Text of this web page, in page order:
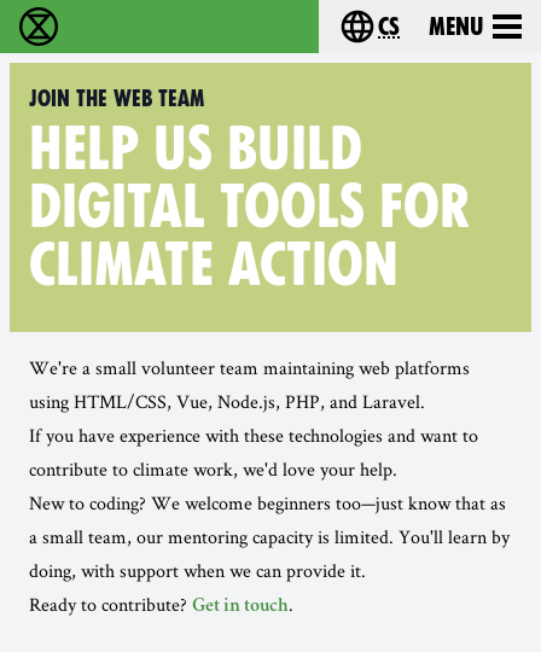
Rebelie proti vyhynutí - Home Choose your
cs Menu
Join the Web Team
HELP US BUILD
DIGITAL TOOLS FOR
CLIMATE ACTION
We're a small volunteer team maintaining web platforms
using HTML/CSS, Vue, Node.js, PHP, and Laravel.
If you have experience with these technologies and want to
contribute to climate work, we'd love your help.
New to coding? We welcome beginners too—just know that as
a small team, our mentoring capacity is limited. You'll learn by
doing, with support when we can provide it.
Ready to contribute? Get in touch.